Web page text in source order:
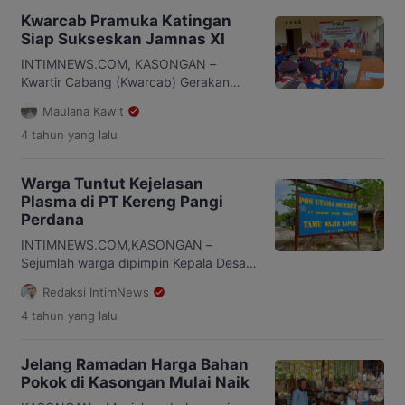
Kwarcab Pramuka Katingan
Siap Sukseskan Jamnas XI
INTIMNEWS.COM, KASONGAN –
Kwartir Cabang (Kwarcab) Gerakan
Jambore Nasional (JAMNAS) XI tahun
2022, kegiatan ini dimulai dari tanggal
disingkat Kwarran se-Kabupaten
Katingan yang diundang seperti
Kwarran Sanaman Mantikei, Marikit,
Katingan Tengah, Pulau Malan, Tewang
Sangalang Garing, Katingan Hilir, Tasik
Payawan, […]
Maulana Kawit
4 tahun yang lalu
Warga Tuntut Kejelasan
Plasma di PT Kereng Pangi
Perdana
INTIMNEWS.COM,KASONGAN –
Sejumlah warga dipimpin Kepala Desa
(Kades) Tumbang Banjang, Kecamatan
Pulau Malan mendatangi perusahaan
PT Kereng Pangi Perdana (KPP)
masyarakat belum menerima kebun
plasma. Kami bersama masyarakat
Redaksi IntimNews
4 tahun yang lalu
Jelang Ramadan Harga Bahan
Pokok di Kasongan Mulai Naik